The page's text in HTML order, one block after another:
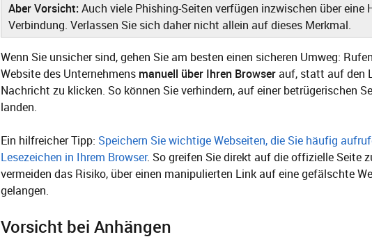
Aber Vorsicht: Auch viele Phishing-Seiten verfügen inzwischen über eine
Verbindung. Verlassen Sie sich daher nicht allein auf dieses Merkmal.
Wenn Sie unsicher sind, gehen Sie am besten einen sicheren Umweg:
Website des Unternehmens manuell über Ihren Browserauf, statt auf den
Nachricht zu klicken. So können Sie verhindern, auf einer betrügerischen
landen.
Ein hilfreicher Tipp: Speichern Sie wichtige Webseiten, die Sie häufig
Lesezeichen in Ihrem Browser. So greifen Sie direkt auf die offizielle Seite
vermeiden das Risiko, über einen manipulierten Link auf eine gefälschte
gelangen.
Vorsicht bei Anhängen